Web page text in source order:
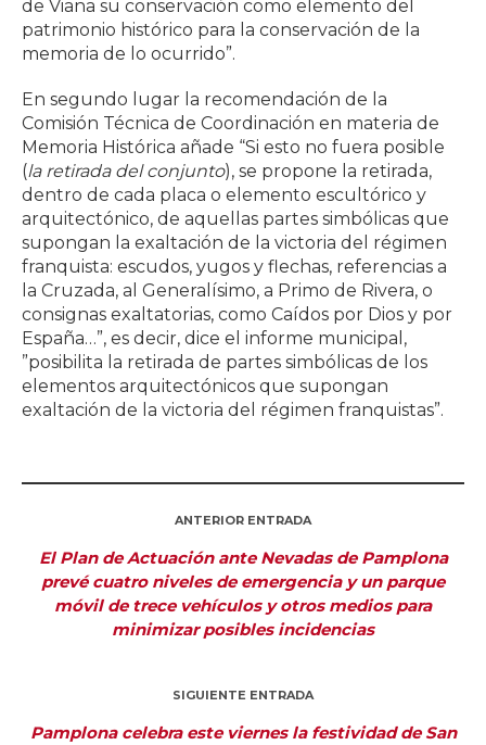
de Viana su conservación como elemento del
patrimonio histórico para la conservación de la
memoria de lo ocurrido”.
En segundo lugar la recomendación de la
Comisión Técnica de Coordinación en materia de
Memoria Histórica añade “Si esto no fuera posible
(la retirada del conjunto), se propone la retirada,
dentro de cada placa o elemento escultórico y
arquitectónico, de aquellas partes simbólicas que
supongan la exaltación de la victoria del régimen
franquista: escudos, yugos y flechas, referencias a
la Cruzada, al Generalísimo, a Primo de Rivera, o
consignas exaltatorias, como Caídos por Dios y por
España…”, es decir, dice el informe municipal,
”posibilita la retirada de partes simbólicas de los
elementos arquitectónicos que supongan
exaltación de la victoria del régimen franquistas”.
ANTERIOR ENTRADA
El Plan de Actuación ante Nevadas de Pamplona
prevé cuatro niveles de emergencia y un parque
móvil de trece vehículos y otros medios para
minimizar posibles incidencias
SIGUIENTE ENTRADA
Pamplona celebra este viernes la festividad de San